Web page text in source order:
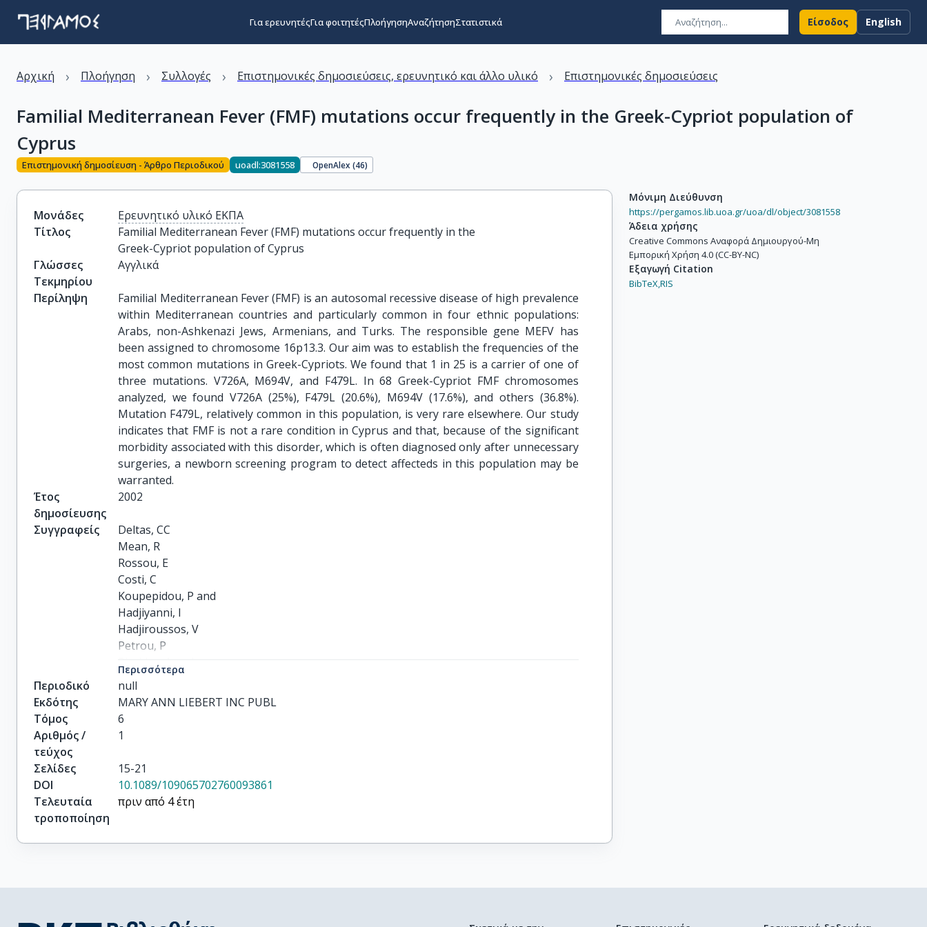
Για ερευνητέςΓια φοιτητέςΠλοήγησηΑναζήτησηΣτατιστικά Είσοδος English
Αρχική › Πλοήγηση › Συλλογές › Επιστημονικές δημοσιεύσεις, ερευνητικό και άλλο υλικό › Επιστημονικές δημοσιεύσεις
Familial Mediterranean Fever (FMF) mutations occur frequently in the Greek-Cypriot population of
Cyprus
Επιστημονική δημοσίευση - Άρθρο Περιοδικού uoadl:3081558 OpenAlex (46)
Μονάδες
Ερευνητικό υλικό ΕΚΠΑ
Τίτλος
Familial Mediterranean Fever (FMF) mutations occur frequently in the
Greek-Cypriot population of Cyprus
Γλώσσες
Τεκμηρίου
Αγγλικά
Περίληψη
Familial Mediterranean Fever (FMF) is an autosomal recessive disease of high prevalence
within Mediterranean countries and particularly common in four ethnic populations:
Arabs, non-Ashkenazi Jews, Armenians, and Turks. The responsible gene MEFV has
been assigned to chromosome 16p13.3. Our aim was to establish the frequencies of the
most common mutations in Greek-Cypriots. We found that 1 in 25 is a carrier of one of
three mutations. V726A, M694V, and F479L. In 68 Greek-Cypriot FMF chromosomes
analyzed, we found V726A (25%), F479L (20.6%), M694V (17.6%), and others (36.8%).
Mutation F479L, relatively common in this population, is very rare elsewhere. Our study
indicates that FMF is not a rare condition in Cyprus and that, because of the significant
morbidity associated with this disorder, which is often diagnosed only after unnecessary
surgeries, a newborn screening program to detect affecteds in this population may be
warranted.
Έτος
δημοσίευσης
2002
Συγγραφείς
Deltas, CC
Mean, R
Rossou, E
Costi, C
Koupepidou, P and
Hadjiyanni, I
Hadjiroussos, V
Petrou, P
Pierides, A and
Lamnisou, K
Koptides, M
Περισσότερα
Περιοδικό
null
Εκδότης
MARY ANN LIEBERT INC PUBL
Τόμος
6
Αριθμός /
τεύχος
1
Σελίδες
15-21
DOI
10.1089/109065702760093861
Τελευταία
τροποποίηση
πριν από 4 έτη
Μόνιμη Διεύθυνση
https://pergamos.lib.uoa.gr/uoa/dl/object/3081558
Άδεια χρήσης
Creative Commons Αναφορά Δημιουργού-Μη
Εμπορική Χρήση 4.0 (CC-BY-NC)
Εξαγωγή Citation
BibTeX,RIS